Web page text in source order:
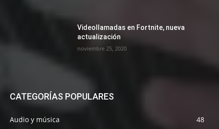
Videollamadas en Fortnite, nueva
actualización
noviembre 25, 2020
CATEGORÍAS POPULARES
Audio y música
48